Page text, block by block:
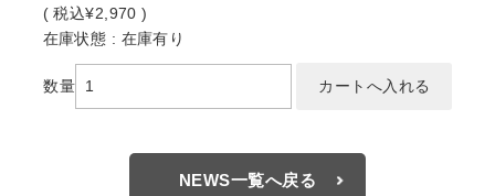
(税込¥2,970 )
在庫状態 : 在庫有り
数量
NEWS一覧へ戻る